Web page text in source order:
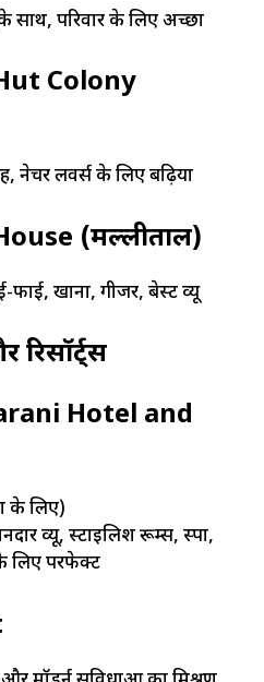
साथ, परिवार के लिए अच्छा
Colony
नेचर लवर्स के लिए बढ़िया
(मल्लीताल)
फाई, खाना, गीजर, बेस्ट व्यू
रिसॉर्ट्स
Hotel and
के लिए)
व्यू, स्टाइलिश रूम्स, स्पा,
लिए परफेक्ट